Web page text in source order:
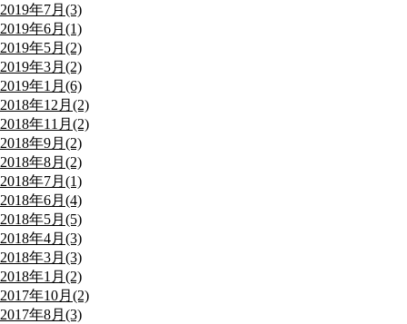
2019年7月(3)
2019年6月(1)
2019年5月(2)
2019年3月(2)
2019年1月(6)
2018年12月(2)
2018年11月(2)
2018年9月(2)
2018年8月(2)
2018年7月(1)
2018年6月(4)
2018年5月(5)
2018年4月(3)
2018年3月(3)
2018年1月(2)
2017年10月(2)
2017年8月(3)